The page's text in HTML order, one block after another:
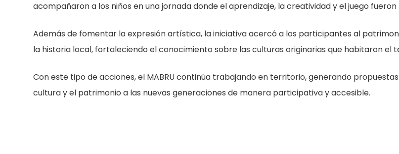
acompañaron a los niños en una jornada donde el aprendizaje, la creatividad y el juego
Además de fomentar la expresión artística, la iniciativa acercó a los participantes al
la historia local, fortaleciendo el conocimiento sobre las culturas originarias que habitaron el
Con este tipo de acciones, el MABRU continúa trabajando en territorio, generando
cultura y el patrimonio a las nuevas generaciones de manera participativa y accesible.